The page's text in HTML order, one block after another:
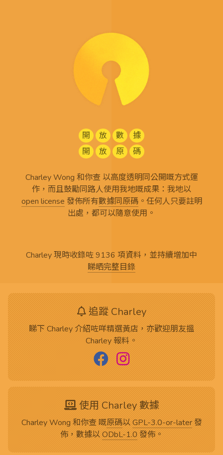
開 放 數
據
開
放 原 碼
Charley Wong 和你查 以高度透明同公開嘅方式運
作，而且鼓勵同路人使用我地嘅成果：我地以
open license 發佈所有數據同原碼。任何人只要註明
出處，都可以隨意使用。
Charley 現時收錄咗 9136 項資料，並持續增加中
睇晒完整目錄
追蹤 Charley
睇下 Charley 介紹咗咩精選黃店，亦歡迎朋友搵
Charley 報料。
使用 Charley 數據
Charley Wong 和你查 嘅原碼以GPL-3.0-or-later發
佈，數據以ODbL-1.0發佈。